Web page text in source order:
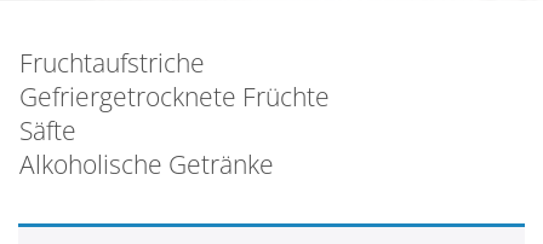
Fruchtaufstriche
Gefriergetrocknete Früchte
Säfte
Alkoholische Getränke